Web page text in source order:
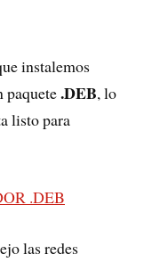
instalemos
paquete.DEB, lo
listo para
.DEB
las redes